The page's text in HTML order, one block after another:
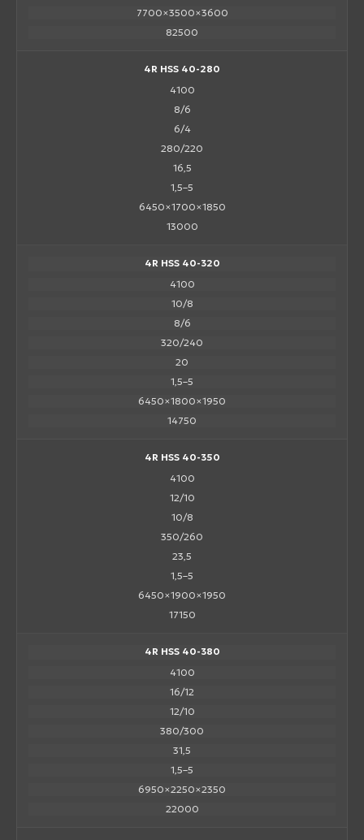
7700×3500×3600
82500
4R HSS 40-280
4100
8/6
6/4
280/220
16,5
1,5–5
6450×1700×1850
13000
4R HSS 40-320
4100
10/8
8/6
320/240
20
1,5–5
6450×1800×1950
14750
4R HSS 40-350
4100
12/10
10/8
350/260
23,5
1,5–5
6450×1900×1950
17150
4R HSS 40-380
4100
16/12
12/10
380/300
31,5
1,5–5
6950×2250×2350
22000